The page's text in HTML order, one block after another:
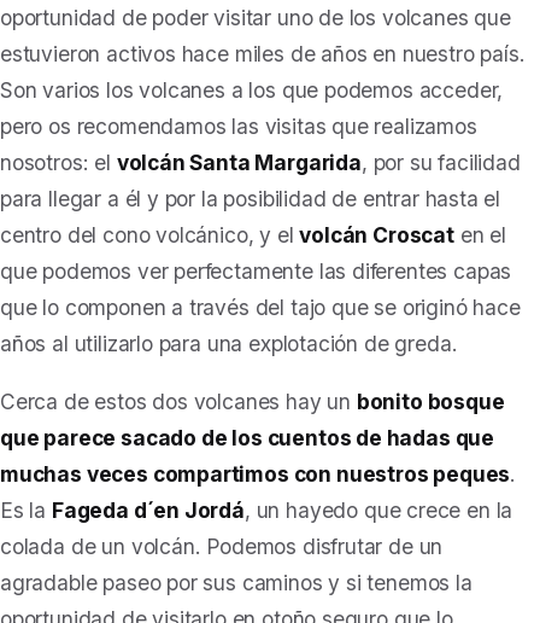
oportunidad de poder visitar uno de los volcanes que
estuvieron activos hace miles de años en nuestro país.
Son varios los volcanes a los que podemos acceder,
pero os recomendamos las visitas que realizamos
nosotros: el volcán Santa Margarida, por su facilidad
para llegar a él y por la posibilidad de entrar hasta el
centro del cono volcánico, y elvolcán Croscaten el
que podemos ver perfectamente las diferentes capas
que lo componen a través del tajo que se originó hace
años al utilizarlo para una explotación de greda.
Cerca de estos dos volcanes hay un bonito bosque
que parece sacado de los cuentos de hadas que
muchas veces compartimos con nuestros peques.
Es la Fageda d´en Jordá, un hayedo que crece en la
colada de un volcán. Podemos disfrutar de un
agradable paseo por sus caminos y si tenemos la